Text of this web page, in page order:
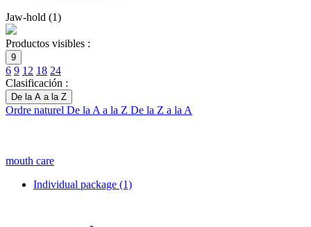
Jaw-hold (1)
Productos visibles :
9
6 9 12 18 24
Clasificación :
De la A a la Z
Ordre naturel De la A a la Z De la Z a la A
mouth care
Individual package (1)